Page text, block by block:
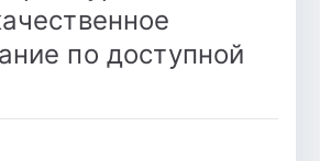
по доступной